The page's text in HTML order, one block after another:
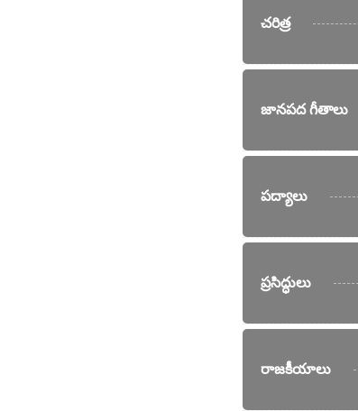
చరిత్ర
జానపద గీతాలు
పద్యాలు
ప్రసిద్ధులు
రాజకీయాలు